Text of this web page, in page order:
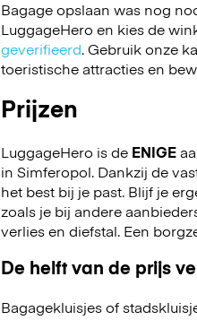
Bagage opslaan was nog
LuggageHero en kies de
geverifieerd. Gebruik onze
toeristische attracties en
Prijzen
LuggageHero is de ENIGE
in Simferopol. Dankzij de
het best bij je past. Blijf je
zoals je bij andere
verlies en diefstal. Een
De helft van de prijs
Bagagekluisjes of